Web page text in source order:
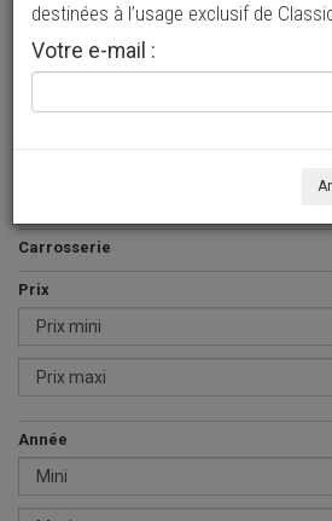
Ajouter une
> Rechercher un véhicule
Carrosserie
Prix
Année
destinées à l’usage exclusif de
Votre e-mail :